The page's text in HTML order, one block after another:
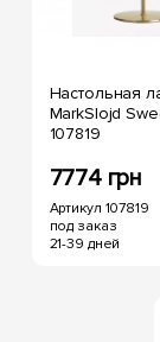
Настольная
MarkSlojd
107819
7774 грн
Артикул 107819
под заказ
21-39 дней